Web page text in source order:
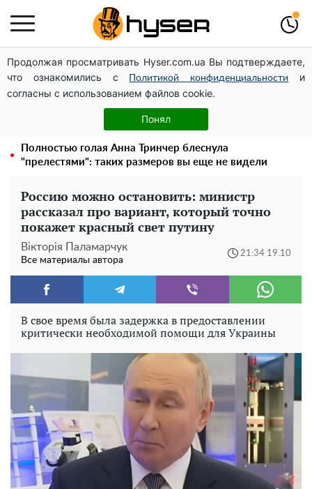
Продолжая просматривать Hyser.com.ua Вы подтверждаете,
что ознакомились с
Политикой конфиденциальности
и
согласны с использованием файлов cookie.
Понял
Дроны с наценкой: Александр Конотопский вывел
миллионы оборонного бюджета через фиктивную
фирму в Эстонии
Елена Тополя слив видео – это далеко не все:
фронтмен "Антитела" Тарас Тополя стал следующим
Полностью голая Анна Тринчер блеснула
"прелестями": таких размеров вы еще не видели
Россию можно остановить: министр
рассказал про вариант, который точно
покажет красный свет путину
Вікторія Паламарчук
Все материалы автора
21:34 19.10
В свое время была задержка в предоставлении
критически необходимой помощи для Украины